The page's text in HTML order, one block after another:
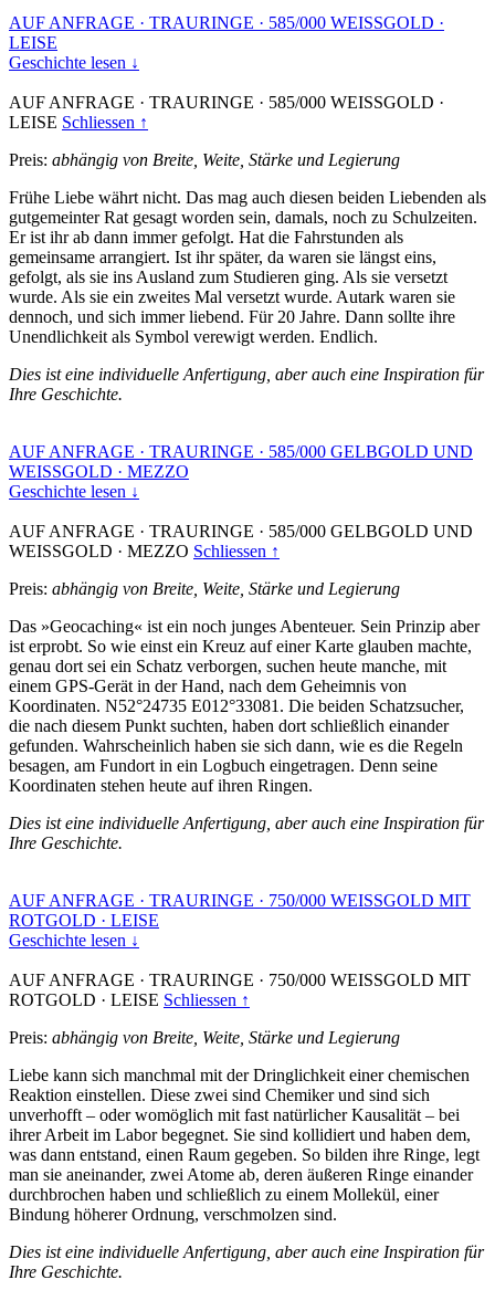
AUF ANFRAGE · TRAURINGE · 585/000 WEISSGOLD ·
LEISE
Geschichte lesen ↓
AUF ANFRAGE · TRAURINGE · 585/000 WEISSGOLD ·
LEISE Schliessen ↑
Preis: abhängig von Breite, Weite, Stärke und Legierung
Frühe Liebe währt nicht. Das mag auch diesen beiden Liebenden als
gutgemeinter Rat gesagt worden sein, damals, noch zu Schulzeiten.
Er ist ihr ab dann immer gefolgt. Hat die Fahrstunden als
gemeinsame arrangiert. Ist ihr später, da waren sie längst eins,
gefolgt, als sie ins Ausland zum Studieren ging. Als sie versetzt
wurde. Als sie ein zweites Mal versetzt wurde. Autark waren sie
dennoch, und sich immer liebend. Für 20 Jahre. Dann sollte ihre
Unendlichkeit als Symbol verewigt werden. Endlich.
Dies ist eine individuelle Anfertigung, aber auch eine Inspiration für
Ihre Geschichte.
AUF ANFRAGE · TRAURINGE · 585/000 GELBGOLD UND
WEISSGOLD · MEZZO
Geschichte lesen ↓
AUF ANFRAGE · TRAURINGE · 585/000 GELBGOLD UND
WEISSGOLD · MEZZO Schliessen ↑
Preis: abhängig von Breite, Weite, Stärke und Legierung
Das »Geocaching« ist ein noch junges Abenteuer. Sein Prinzip aber
ist erprobt. So wie einst ein Kreuz auf einer Karte glauben machte,
genau dort sei ein Schatz verborgen, suchen heute manche, mit
einem GPS-Gerät in der Hand, nach dem Geheimnis von
Koordinaten. N52°24735 E012°33081. Die beiden Schatzsucher,
die nach diesem Punkt suchten, haben dort schließlich einander
gefunden. Wahrscheinlich haben sie sich dann, wie es die Regeln
besagen, am Fundort in ein Logbuch eingetragen. Denn seine
Koordinaten stehen heute auf ihren Ringen.
Dies ist eine individuelle Anfertigung, aber auch eine Inspiration für
Ihre Geschichte.
AUF ANFRAGE · TRAURINGE · 750/000 WEISSGOLD MIT
ROTGOLD · LEISE
Geschichte lesen ↓
AUF ANFRAGE · TRAURINGE · 750/000 WEISSGOLD MIT
ROTGOLD · LEISE Schliessen ↑
Preis: abhängig von Breite, Weite, Stärke und Legierung
Liebe kann sich manchmal mit der Dringlichkeit einer chemischen
Reaktion einstellen. Diese zwei sind Chemiker und sind sich
unverhofft – oder womöglich mit fast natürlicher Kausalität – bei
ihrer Arbeit im Labor begegnet. Sie sind kollidiert und haben dem,
was dann entstand, einen Raum gegeben. So bilden ihre Ringe, legt
man sie aneinander, zwei Atome ab, deren äußeren Ringe einander
durchbrochen haben und schließlich zu einem Mollekül, einer
Bindung höherer Ordnung, verschmolzen sind.
Dies ist eine individuelle Anfertigung, aber auch eine Inspiration für
Ihre Geschichte.